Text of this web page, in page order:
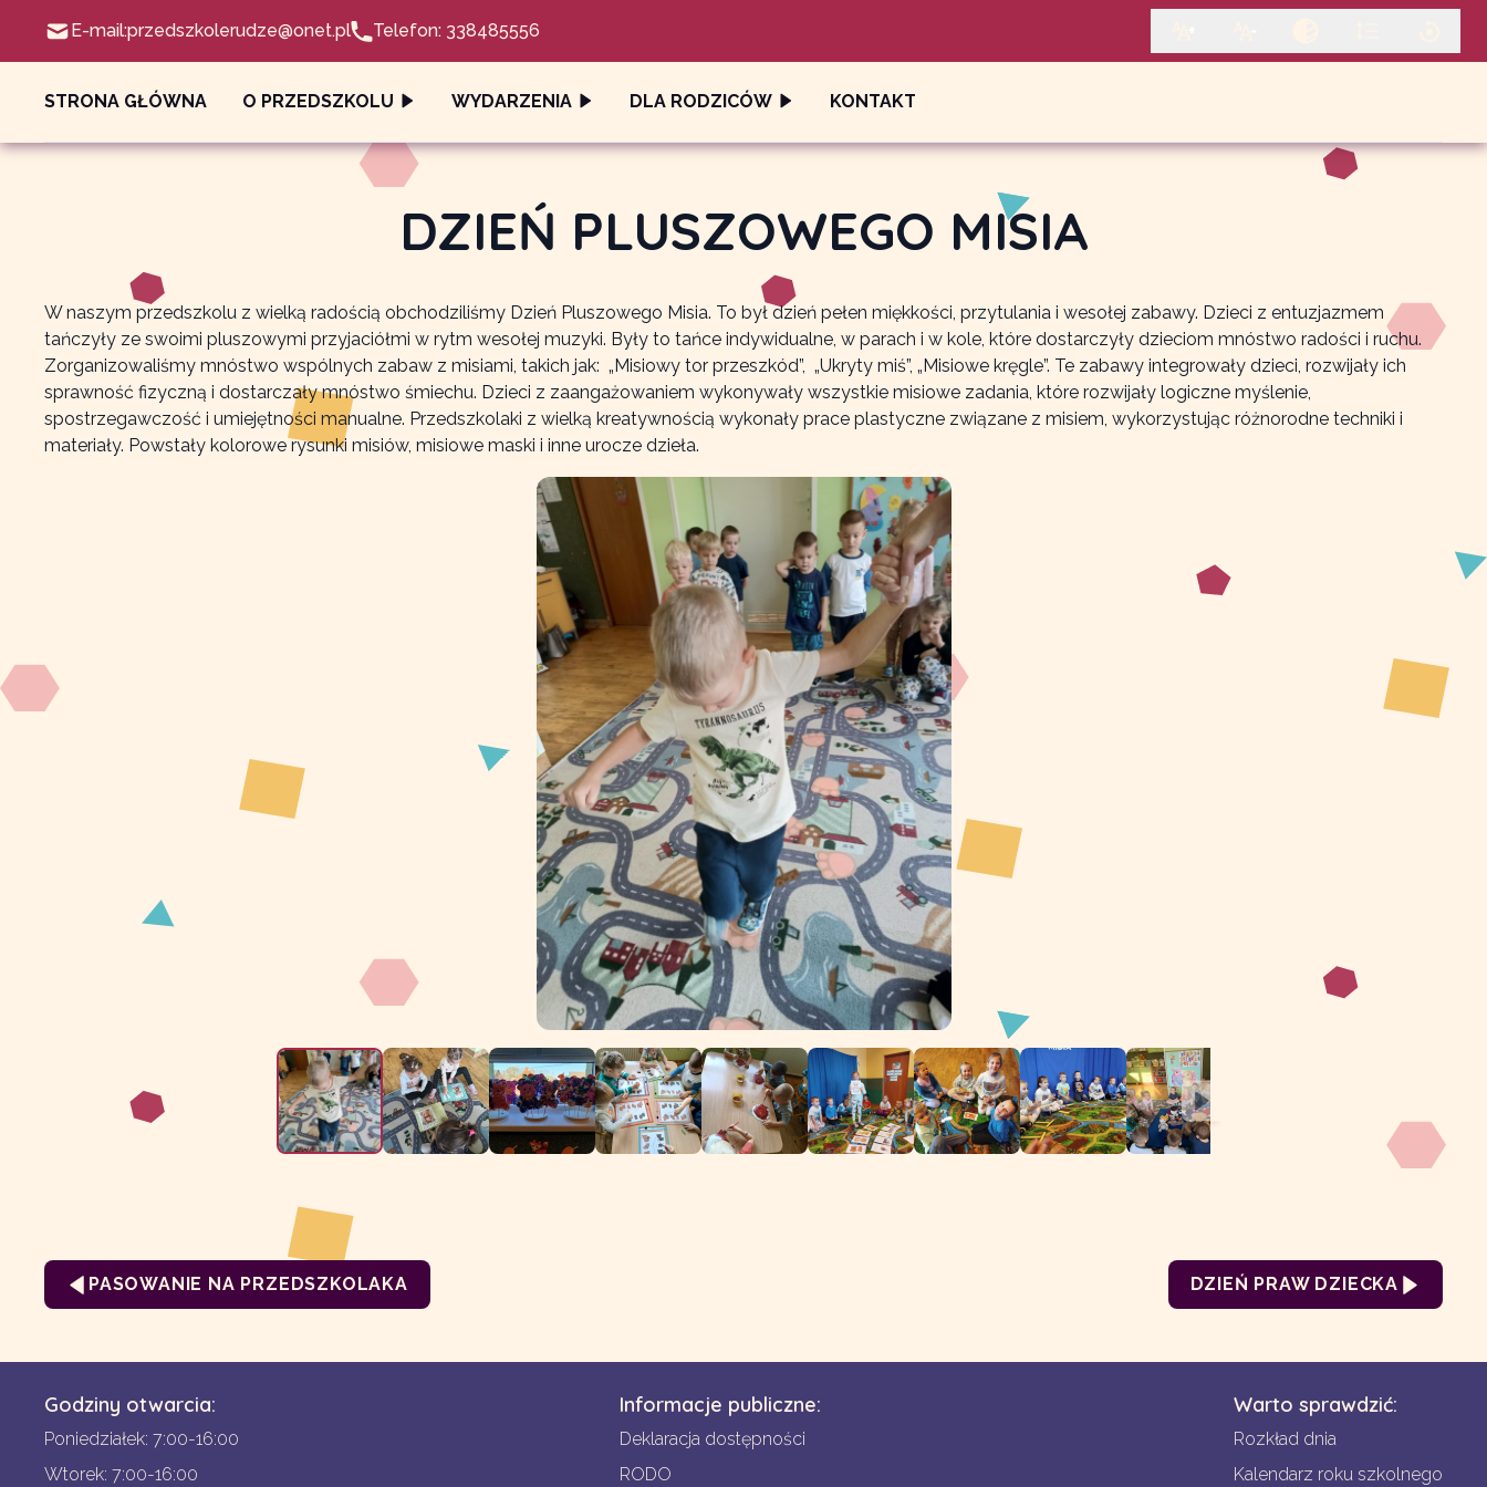
E-mail:przedszkolerudze@onet.pl Telefon: 338485556
STRONA GŁÓWNA O PRZEDSZKOLU WYDARZENIA DLA RODZICÓW KONTAKT
DZIEŃ PLUSZOWEGO MISIA
W naszym przedszkolu z wielką radością obchodziliśmy Dzień Pluszowego Misia. To był dzień pełen miękkości, przytulania i wesołej zabawy. Dzieci z entuzjazmem
tańczyły ze swoimi pluszowymi przyjaciółmi w rytm wesołej muzyki. Były to tańce indywidualne, w parach i w kole, które dostarczyły dzieciom mnóstwo radości i ruchu.
Zorganizowaliśmy mnóstwo wspólnych zabaw z misiami, takich jak: „Misiowy tor przeszkód”, „Ukryty miś”, „Misiowe kręgle”. Te zabawy integrowały dzieci, rozwijały ich
sprawność fizyczną i dostarczały mnóstwo śmiechu. Dzieci z zaangażowaniem wykonywały wszystkie misiowe zadania, które rozwijały logiczne myślenie,
spostrzegawczość i umiejętności manualne. Przedszkolaki z wielką kreatywnością wykonały prace plastyczne związane z misiem, wykorzystując różnorodne techniki i
materiały. Powstały kolorowe rysunki misiów, misiowe maski i inne urocze dzieła.
PASOWANIE NA PRZEDSZKOLAKA DZIEŃ PRAW DZIECKA
Godziny otwarcia:
Poniedziałek: 7:00-16:00
Wtorek: 7:00-16:00
Informacje publiczne:
Deklaracja dostępności
RODO
Warto sprawdzić:
Rozkład dnia
Kalendarz roku szkolnego